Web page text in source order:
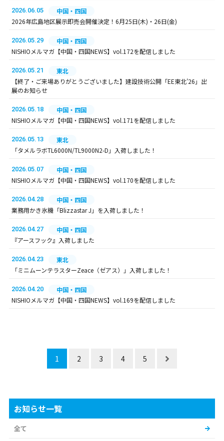
2026.06.05
中国・四国
2026年広島地区展示即売会開催決定！6月25日(木)・26日(金)
2026.05.29
中国・四国
NISHIOメルマガ【中国・四国NEWS】vol.172を配信しました
2026.05.21
東北
【終了・ご来場ありがとうございました】建設技術公開「EE東北’26」出
展のお知らせ
2026.05.18
中国・四国
NISHIOメルマガ【中国・四国NEWS】vol.171を配信しました
2026.05.13
東北
「タメルラボTL6000N/TL9000N2-D」入荷しました！
2026.05.07
中国・四国
NISHIOメルマガ【中国・四国NEWS】vol.170を配信しました
2026.04.28
中国・四国
業務用かき氷機「Blizzastar J」を入荷しました！
2026.04.27
中国・四国
『アースフック』入荷しました
2026.04.23
東北
「ミニムーンテラスターZeace（ゼアス）」入荷しました！
2026.04.20
中国・四国
NISHIOメルマガ【中国・四国NEWS】vol.169を配信しました
1 2 3 4 5
お知らせ一覧
全て